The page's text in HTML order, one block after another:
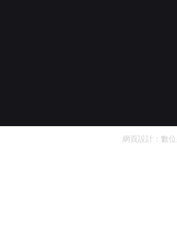
網頁設計： 數位